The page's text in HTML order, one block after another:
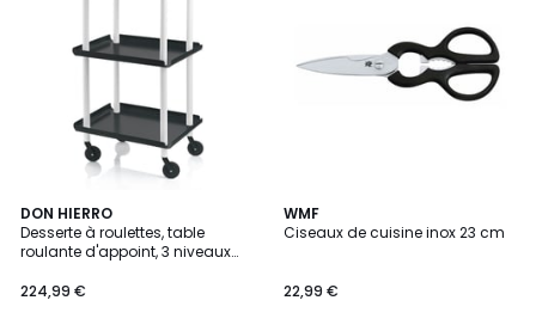
DON HIERRO
Desserte à roulettes, table
roulante d'appoint, 3 niveaux
224,99 €
5
/
5
7
Couleurs
WMF
Ciseaux de cuisine inox 23 cm
22,99 €